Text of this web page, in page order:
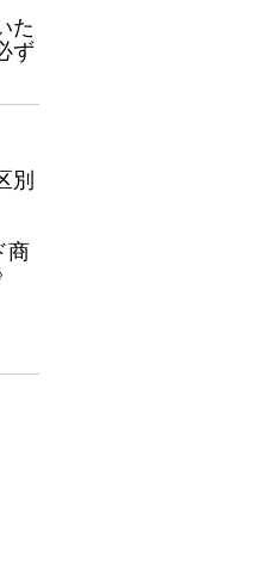
た
ず
別
商